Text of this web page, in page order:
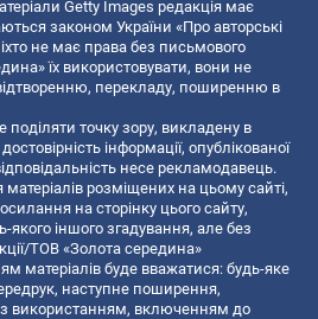
Getty Images редакція має
законом України «Про авторські
не має права без письмового
їх використовувати, вони не
перекладу, поширенню в
поділяти точку зору, викладену в
інформації, опублікованої
несе рекламодавець.
розміщених на цьому сайті,
на сторінку цього сайту,
якого іншого згадування, але без
ТОВ «Золота середина»
матеріалів буде вважатися: будь-яке
наступне поширення,
використанням, включенням до